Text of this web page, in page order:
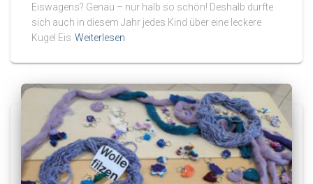
Eiswagens? Genau – nur halb so schön! Deshalb durfte
sich auch in diesem Jahr jedes Kind über eine leckere
Kugel Eis Weiterlesen